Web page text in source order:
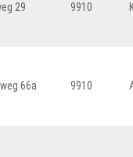
29 9910
66a 9910